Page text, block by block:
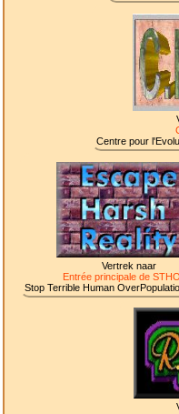
Centre pour
Vertrek naar
Entrée principale de
Stop Terrible Human